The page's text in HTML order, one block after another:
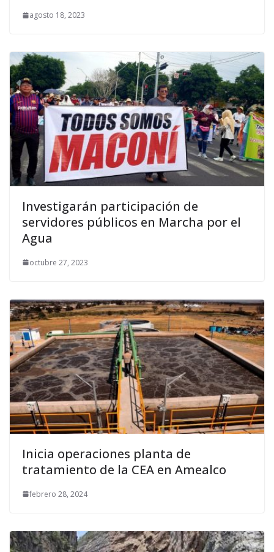
agosto 18, 2023
Investigarán participación de
servidores públicos en Marcha por el
Agua
octubre 27, 2023
Inicia operaciones planta de
tratamiento de la CEA en Amealco
febrero 28, 2024